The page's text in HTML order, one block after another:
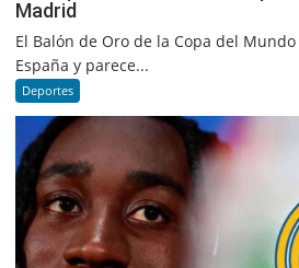
Madrid
El Balón de Oro de la Copa del
España y parece...
Deportes